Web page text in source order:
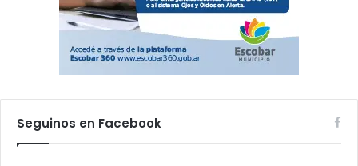
Seguinos en Facebook